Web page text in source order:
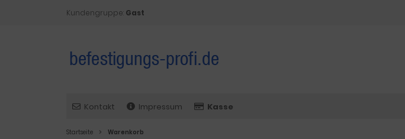
Kundengruppe: Gast
Kontakt Impressum Kasse
Startseite Warenkorb